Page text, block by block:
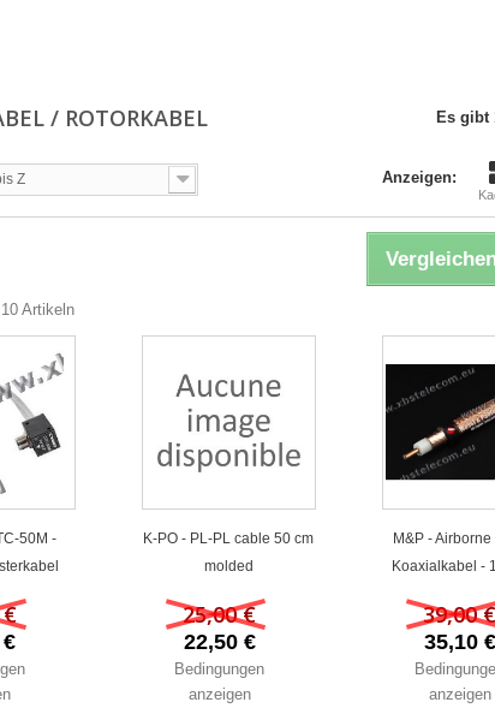
/ ROTORKABEL Es gibt
Anzeigen:
Z
Artikeln
50M -
K-PO - PL-PL cable 50 cm
molded
25,00 €
22,50 €
Bedingungen
anzeigen
M&P -
Koaxialkabel -
39,00
35,10 €
anzeigen